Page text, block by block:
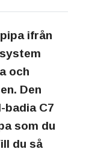
ifrån
och
Den
badia C7
som du
du så